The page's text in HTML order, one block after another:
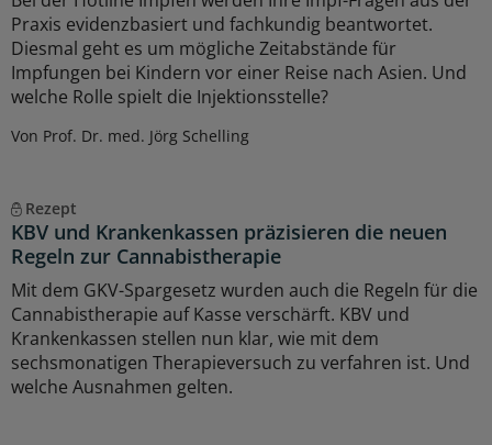
Praxis evidenzbasiert und fachkundig beantwortet.
Diesmal geht es um mögliche Zeitabstände für
Impfungen bei Kindern vor einer Reise nach Asien. Und
welche Rolle spielt die Injektionsstelle?
Von Prof. Dr. med. Jörg Schelling
Rezept
KBV und Krankenkassen präzisieren die neuen
Regeln zur Cannabistherapie
Mit dem GKV-Spargesetz wurden auch die Regeln für die
Cannabistherapie auf Kasse verschärft. KBV und
Krankenkassen stellen nun klar, wie mit dem
sechsmonatigen Therapieversuch zu verfahren ist. Und
welche Ausnahmen gelten.